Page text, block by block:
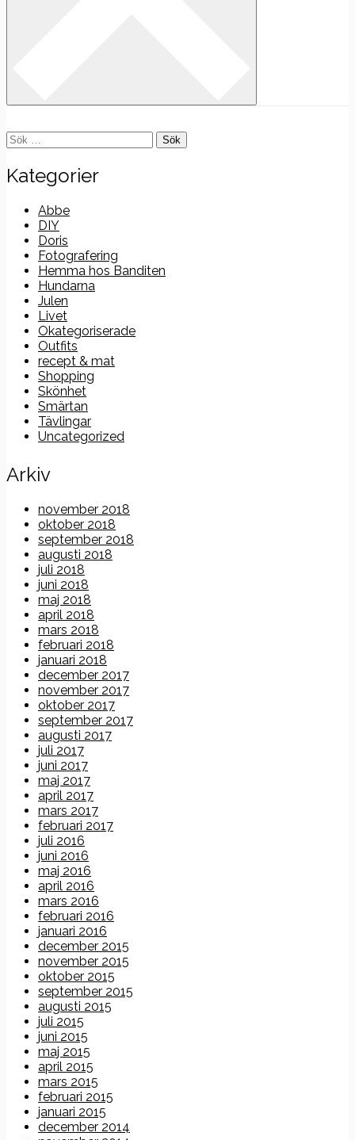
Sök
Kategorier
Abbe
DIY
Doris
Fotografering
Hemma hos Banditen
Hundarna
Julen
Livet
Okategoriserade
Outfits
recept & mat
Shopping
Skönhet
Smärtan
Tävlingar
Uncategorized
Arkiv
november 2018
oktober 2018
september 2018
augusti 2018
juli 2018
juni 2018
maj 2018
april 2018
mars 2018
februari 2018
januari 2018
december 2017
november 2017
oktober 2017
september 2017
augusti 2017
juli 2017
juni 2017
maj 2017
april 2017
mars 2017
februari 2017
juli 2016
juni 2016
maj 2016
april 2016
mars 2016
februari 2016
januari 2016
december 2015
november 2015
oktober 2015
september 2015
augusti 2015
juli 2015
juni 2015
maj 2015
april 2015
mars 2015
februari 2015
januari 2015
december 2014